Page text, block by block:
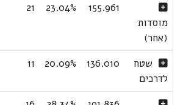
מוסדות
(אחר)
155.961
23.04%
21
שטח
לדרכים
136.010
20.09%
11